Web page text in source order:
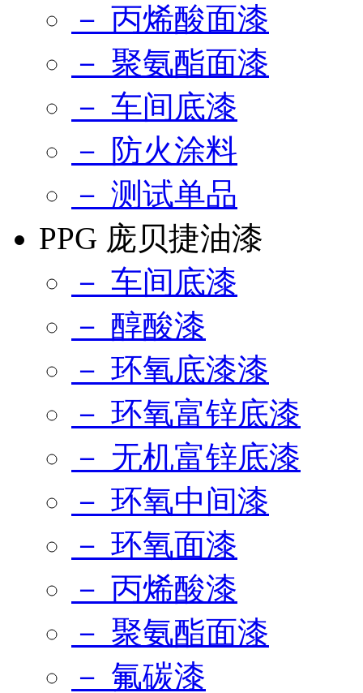
－ 丙烯酸面漆
－ 聚氨酯面漆
－ 车间底漆
－ 防火涂料
－ 测试单品
PPG 庞贝捷油漆
－ 车间底漆
－ 醇酸漆
－ 环氧底漆漆
－ 环氧富锌底漆
－ 无机富锌底漆
－ 环氧中间漆
－ 环氧面漆
－ 丙烯酸漆
－ 聚氨酯面漆
－ 氟碳漆